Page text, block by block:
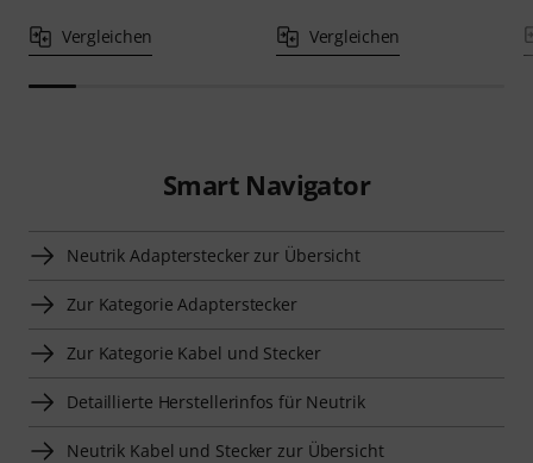
Vergleichen Vergleichen
Smart Navigator
Neutrik Adapterstecker zur Übersicht
Zur Kategorie Adapterstecker
Zur Kategorie Kabel und Stecker
Detaillierte Herstellerinfos für Neutrik
Neutrik Kabel und Stecker zur Übersicht